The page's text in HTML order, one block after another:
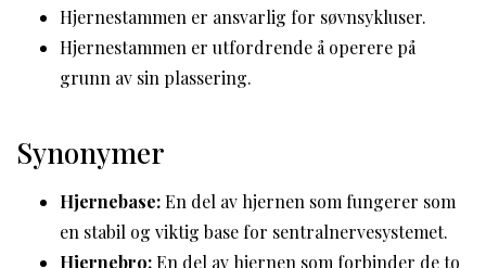
Hjernestammen er ansvarlig for søvnsykluser.
Hjernestammen er utfordrende å operere på
grunn av sin plassering.
Synonymer
Hjernebase:En del av hjernen som fungerer som
en stabil og viktig base for sentralnervesystemet.
Hjernebro:En del av hjernen som forbinder de to